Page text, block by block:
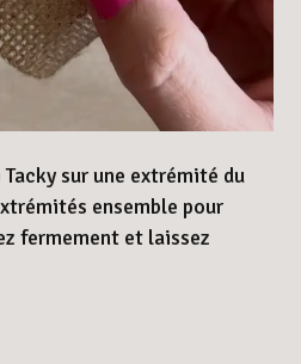
sur une extrémité du
ensemble pour
fermement et laissez